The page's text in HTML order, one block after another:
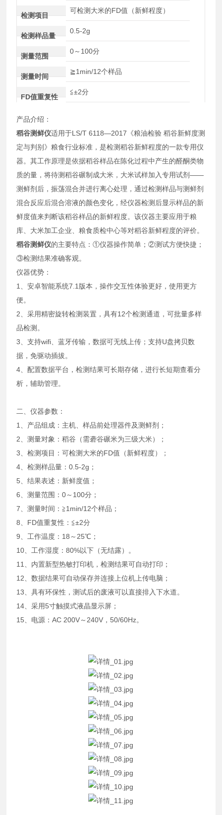
检测项目
可检测大米的FD值（新鲜程度）
检测样品量
0.5-2g
测量范围
0～100分
测量时间
≧1min/12个样品
FD值重复性
≦±2分
产品介绍：
稻谷测鲜仪适用于LS/T 6118—2017《粮油检验 稻谷新鲜度测
定与判别》粮食行业标准，是检测稻谷新鲜程度的一款专用仪
器。其工作原理是依据稻谷样品在陈化过程中产生的醛酮类物
质的量，将待测稻谷碾制成大米，大米试样加入专用试剂——
测鲜剂后，振荡混合并进行离心处理，通过检测样品与测鲜剂
混合反应后混合溶液的颜色变化，经仪器检测后显示样品的新
鲜度值来判断该稻谷样品的新鲜程度。该仪器主要应用于粮
库、大米加工企业、粮食质检中心等对稻谷新鲜程度的评价。
稻谷测鲜仪的主要特点：①仪器操作简单；②测试方便快捷；
③检测结果准确客观。
仪器优势：
1、安卓智能系统7.1版本，操作交互性体验更好，使用更方
便。
2、采用精密旋转检测装置，具有12个检测通道，可批量多样
品检测。
3、支持wifi、蓝牙传输，数据可无线上传；支持U盘拷贝数
据，免驱动插拔。
4、配置数据平台，检测结果可长期存储，进行长短期查看分
析，辅助管理。
二、仪器参数：
1、产品组成：主机、样品前处理器件及测鲜剂；
2、测量对象：稻谷（需砻谷碾米为三级大米）；
3、检测项目：可检测大米的FD值（新鲜程度）；
4、检测样品量：0.5-2g；
5、结果表述：新鲜度值；
6、测量范围：0～100分；
7、测量时间：≧1min/12个样品；
8、FD值重复性：≦±2分
9、工作温度：18～25℃；
10、工作湿度：80%以下（无结露）。
11、内置新型热敏打印机，检测结果可自动打印；
12、数据结果可自动保存并连接上位机上传电脑；
13、具有环保性，测试后的废液可以直接排入下水道。
14、采用5寸触摸式液晶显示屏；
15、电源：AC 200V～240V，50/60Hz。